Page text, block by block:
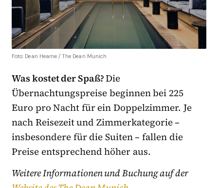
Foto: Dean Hearne / The Dean Munich
Was kostet der Spaß?Die
Übernachtungspreise beginnen bei 225
Euro pro Nacht für ein Doppelzimmer. Je
nach Reisezeit und Zimmerkategorie –
insbesondere für die Suiten – fallen die
Preise entsprechend höher aus.
Weitere Informationen und Buchung auf der